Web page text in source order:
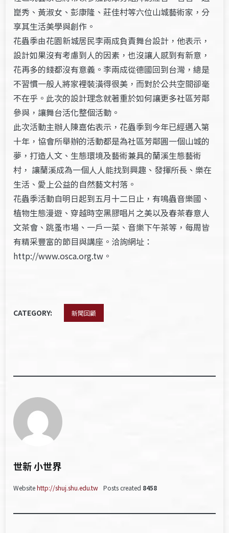
崑秀、黃淑女、彭康隆、莊佳村等六位山城藝術家，分
享其生活美學與創作。
花蟲季由花園新城居民李兩成負責舞台設計，他表示，
設計如果沒有考慮到人的因素，也沒讓人感到有新意，
花再多的錢都沒有意義。李兩成從德國回到台灣，總是
不習慣一般人將家裡裝潢得很美，而對於公共空間卻毫
不在乎。此次的設計理念就著重於如何讓更多社區芳鄰
參與，讓舞台活化整個活動。
此次活動主辦人陳嘉佑表示，花蟲季到今年已經邁入第
十年，協會所舉辦的活動都是為社區芳鄰圓一個山城的
夢，打造人文、生態環境及藝術兼具的蘭溪生態藝術
村， 讓蘭溪成為一個人人能找到興趣、發揮所長、樂在
生活、愛上公益的自然藝文村落。
花蟲季活動自明日起到五月十二日止，有鳴蟲音樂國、
植物生態漫遊、穿越時空黑膠唱片之美以及春茶春意人
文茶會、跳蚤市場、一戶一菜、音樂下午茶等，每周皆
有精采豐富的節目與講座。洽詢網址：
http://www.osca.org.tw。
CATEGORY: 新聞回顧
世新 小世界
Websitehttp://shuj.shu.edu.tw Posts created 8458